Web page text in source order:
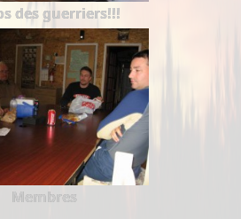
des guerriers!!!
Membres